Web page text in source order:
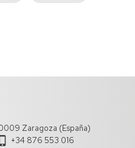
Zaragoza (España)
+34 876 553 016